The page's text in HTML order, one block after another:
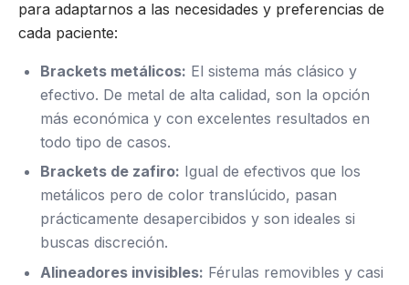
para adaptarnos a las necesidades y preferencias de
cada paciente:
Brackets metálicos: El sistema más clásico y
efectivo. De metal de alta calidad, son la opción
más económica y con excelentes resultados en
todo tipo de casos.
Brackets de zafiro: Igual de efectivos que los
metálicos pero de color translúcido, pasan
prácticamente desapercibidos y son ideales si
buscas discreción.
Alineadores invisibles: Férulas removibles y casi